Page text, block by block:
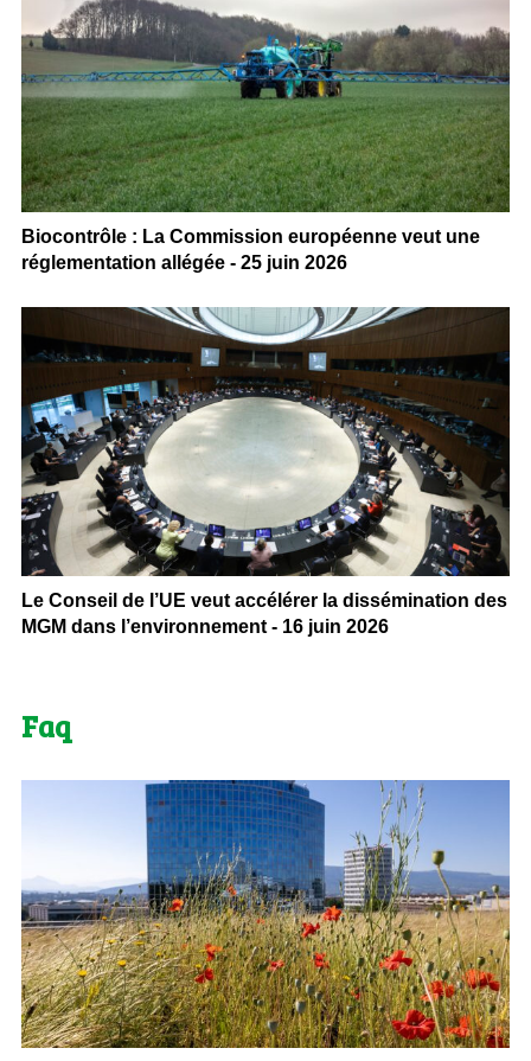
Biocontrôle : La Commission européenne veut une
réglementation allégée - 25 juin 2026
Le Conseil de l’UE veut accélérer la dissémination des
MGM dans l’environnement - 16 juin 2026
Faq